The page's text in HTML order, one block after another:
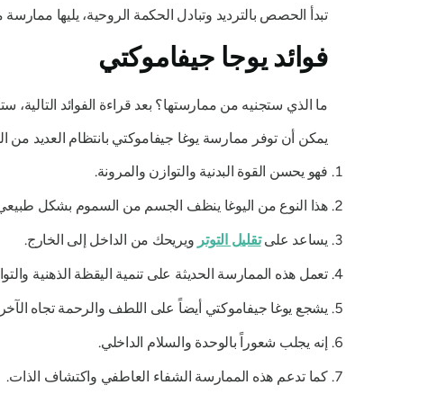
تبدأ الحصص بالترديد وتبادل الحكمة الروحية، يليها
فوائد يوجا جيفاموكتي
ما الذي ستجنيه من ممارستها؟ بعد قراءة الفوائد
يمكن أن توفر ممارسة يوغا جيفاموكتي بانتظام العديد من
فهو يحسن القوة البدنية والتوازن والمرونة.
هذا النوع من اليوغا ينظف الجسم من السموم بشكل طبيعي
يساعد علىتقليل التوتر ويريحك من الداخل إلى الخارج.
تعمل هذه الممارسة الحديثة على تنمية اليقظة الذهنية
يشجع يوغا جيفاموكتي أيضاً على اللطف والرحمة تجاه
إنه يجلب شعوراً بالوحدة والسلام الداخلي.
كما تدعم هذه الممارسة الشفاء العاطفي واكتشاف الذات.